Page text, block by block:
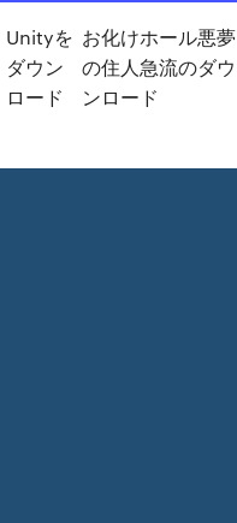
Unityを
ダウン
ロード
お化けホール悪夢
の住人急流のダウ
ンロード